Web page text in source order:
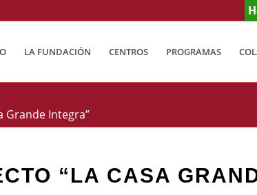
LA FUNDACIÓN CENTROS PROGRAMAS
Grande Integra”
“LA CASA